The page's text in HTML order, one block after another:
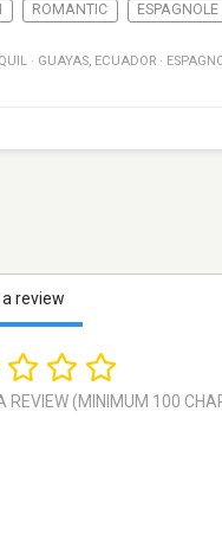
ROMANTIC ESPAGNOLE
· GUAYAS, ECUADOR ·
a review